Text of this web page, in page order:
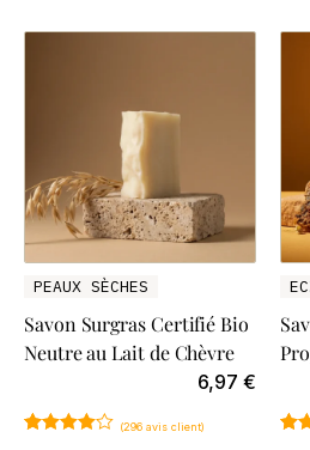
PEAUX SÈCHES
Savon Surgras Certifié Bio
Neutre au Lait de Chèvre
6,97 €
(296avis client)